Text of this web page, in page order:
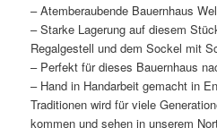
– Atemberaubende Bauernhaus
– Starke Lagerung auf diesem
Regalgestell und dem Sockel mit
– Perfekt für dieses Bauernhaus
– Hand in Handarbeit gemacht in
Traditionen wird für viele
kommen und sehen in unserem